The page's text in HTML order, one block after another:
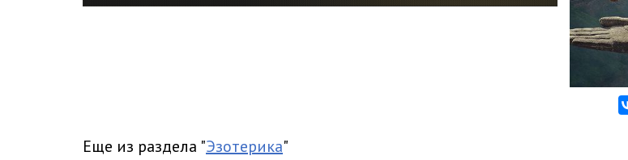
Еще из раздела "Эзотерика"